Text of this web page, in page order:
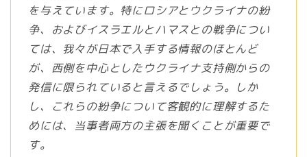
を与えています。特にロシアとウクライナの紛
争、およびイスラエルとハマスとの戦争につい
ては、我々が日本で入手する情報のほとんど
が、西側を中心としたウクライナ支持側からの
発信に限られていると言えるでしょう。しか
し、これらの紛争について客観的に理解するた
めには、当事者両方の主張を聞くことが重要で
す。